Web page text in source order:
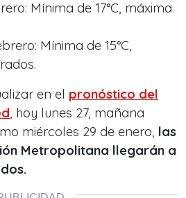
Mínima de 17°C, máxima
Mínima de 15°C,
en el pronóstico del
, hoy lunes 27, mañana
miércoles 29 de enero, las
Metropolitana llegarán a